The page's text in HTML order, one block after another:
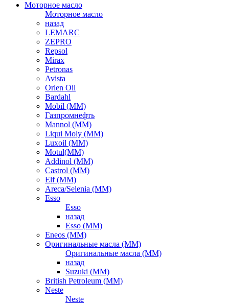
Моторное масло
Моторное масло
назад
LEMARC
ZEPRO
Repsol
Mirax
Petronas
Avista
Orlen Oil
Bardahl
Mobil (ММ)
Газпромнефть
Mannol (ММ)
Liqui Moly (ММ)
Luxoil (ММ)
Motul(ММ)
Addinol (ММ)
Castrol (ММ)
Elf (ММ)
Areca/Selenia (ММ)
Esso
Esso
назад
Esso (ММ)
Eneos (ММ)
Оригинальные масла (ММ)
Оригинальные масла (ММ)
назад
Suzuki (ММ)
British Petroleum (ММ)
Neste
Neste